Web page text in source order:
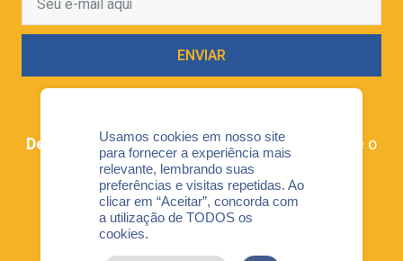
ENVIAR
Denuncie! Se você tem algo a nos dizer, esse é o
link para que o faça de maneira confidencial.
Acesse aqui
Usamos cookies em nosso site
para fornecer a experiência mais
relevante, lembrando suas
preferências e visitas repetidas. Ao
clicar em “Aceitar”, concorda com
a utilização de TODOS os
cookies.